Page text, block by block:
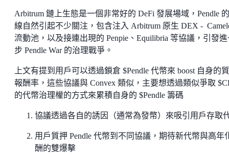
Arbitrum 鏈上生態是一個非常好的 DeFi 發展場域，Pendle
線自然引起不少關注，包含注入 Arbitrum 原生 DEX -
流動池，以及接連出現的 Penpie、Equilibria 等協議，引發
步 Pendle War 的治理戰爭。
上文有提到用戶可以透過鎖倉 $Pendle 代幣來 boost 自身的
報酬率，這些協議與 Convex 類似，主要想透過類似爭取
的代幣治理權的方式來累積自身的 $Pendle 籌碼
協議透過各自的誘因（通常為發幣）來吸引用戶存取
用戶質押 Pendle 代幣到不同協議，期待新代幣與高年
酬的雙爆擊